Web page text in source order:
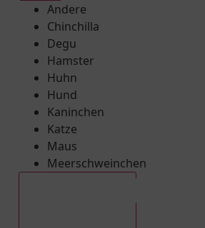
Andere
Chinchilla
Degu
Hamster
Huhn
Hund
Kaninchen
Katze
Maus
Meerschweinchen